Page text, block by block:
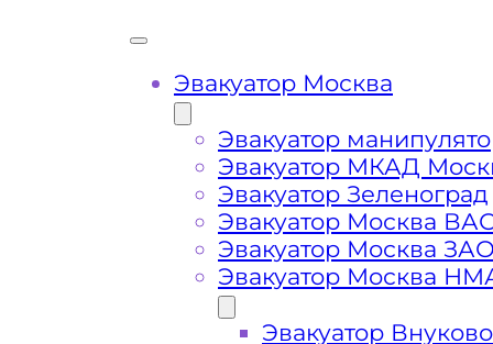
Сложная эвакуация при аварии,
Буксировка автомобиля из
Эвакуатор Москва
Эвакуатор
Эвакуатор МКАД
Эвакуатор Зеленоград
Эвакуатор Москва
Эвакуатор Москва
Эвакуатор Москва
Эвакуатор Внуково